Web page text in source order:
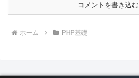
コメントを書き込む
ホーム PHP基礎